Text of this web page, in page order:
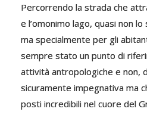
Percorrendo la strada che
e l’omonimo lago, quasi non
ma specialmente per gli
sempre stato un punto di
attività antropologiche e non,
sicuramente impegnativa ma
posti incredibili nel cuore del